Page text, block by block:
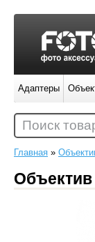
Главная »
Адаптеры
Поиск